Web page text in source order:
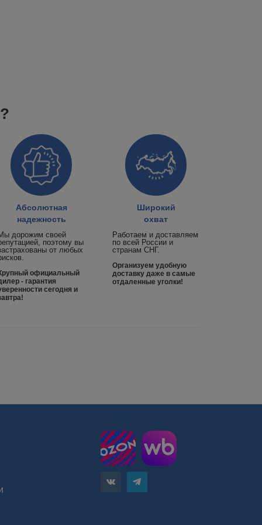
Абсолютная
надежность
дорожим своей
поэтому вы
от любых
официальный
- гарантия
сегодня и
Широкий
охват
Работаем и доставляем
по всей России и
странам СНГ.
Организуем удобную
доставку даже в самые
отдаленные уголки!